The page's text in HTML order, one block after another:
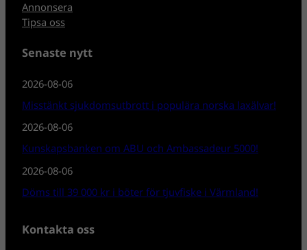
Annonsera
Tipsa oss
Senaste nytt
2026-08-06
Misstänkt sjukdomsutbrott i populära norska laxälvar!
2026-08-06
Kunskapsbanken om ABU och Ambassadeur 5000!
2026-08-06
Döms till 39 000 kr i böter för tjuvfiske i Värmland!
Kontakta oss